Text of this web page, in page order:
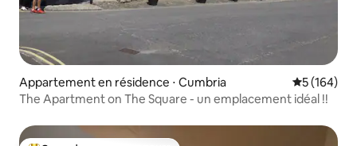
Appartement en résidence ⋅ Cumbria Évaluation
5 (164)
The Apartment on The Square - un emplacement idéal !!